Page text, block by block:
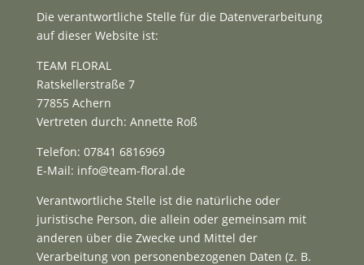
Die verantwortliche Stelle für die Datenverarbeitung
auf dieser Website ist:
TEAM FLORAL
Ratskellerstraße 7
77855 Achern
Vertreten durch: Annette Roß
Telefon: 07841 6816969
E-Mail: info@team-floral.de
Verantwortliche Stelle ist die natürliche oder
juristische Person, die allein oder gemeinsam mit
anderen über die Zwecke und Mittel der
Verarbeitung von personenbezogenen Daten (z. B.